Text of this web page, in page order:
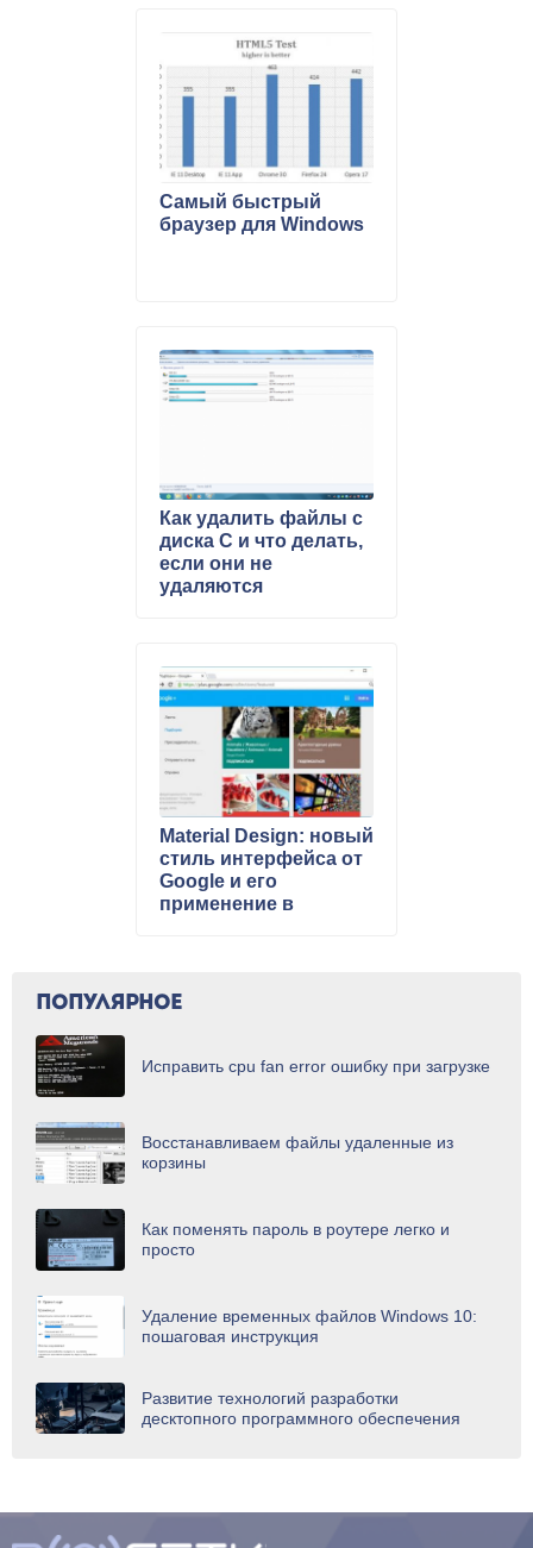
Самый быстрый
браузер для Windows
Как удалить файлы с
диска C и что делать,
если они не
удаляются
Material Design: новый
стиль интерфейса от
Google и его
применение в
ПОПУЛЯРНОЕ
Исправить cpu fan error ошибку при загрузке
Восстанавливаем файлы удаленные из
корзины
Как поменять пароль в роутере легко и
просто
Удаление временных файлов Windows 10:
пошаговая инструкция
Развитие технологий разработки
десктопного программного обеспечения